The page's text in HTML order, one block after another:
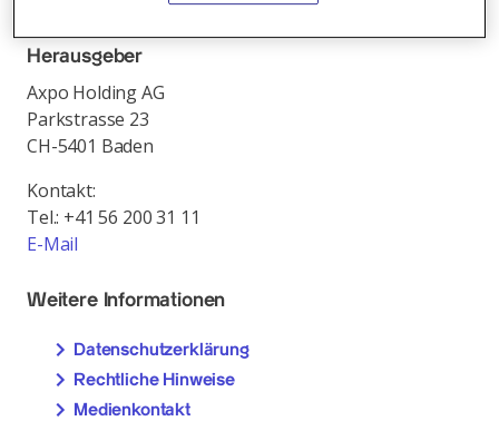
Innovationskraft für eine nachhaltige Energiezukunft.
Herausgeber
Axpo Holding AG
Parkstrasse 23
CH-5401 Baden
Kontakt:
Tel.: +41 56 200 31 11
E-Mail
Weitere Informationen
Datenschutzerklärung
Rechtliche Hinweise
Medienkontakt